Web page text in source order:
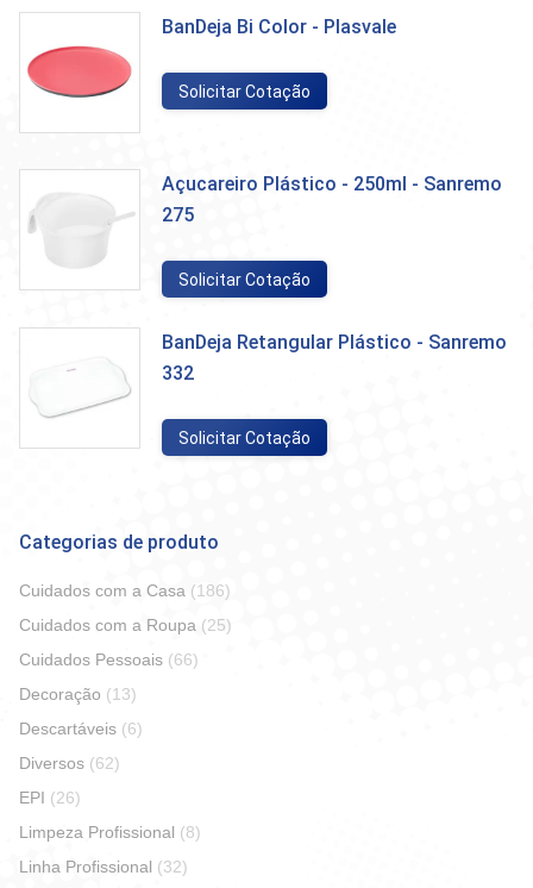
BanDeja Bi Color - Plasvale
Solicitar Cotação
Açucareiro Plástico - 250ml - Sanremo
275
Solicitar Cotação
BanDeja Retangular Plástico - Sanremo
332
Solicitar Cotação
Categorias de produto
Cuidados com a Casa (186)
Cuidados com a Roupa (25)
Cuidados Pessoais (66)
Decoração (13)
Descartáveis (6)
Diversos (62)
EPI (26)
Limpeza Profissional (8)
Linha Profissional (32)